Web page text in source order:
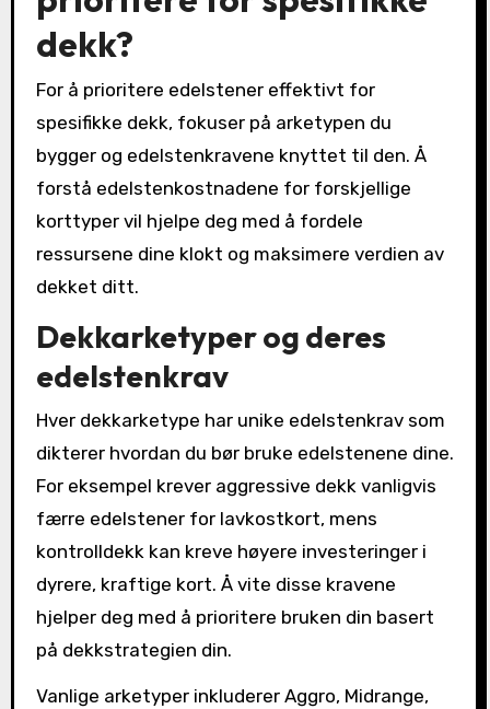
dekk?
For å prioritere edelstener effektivt for
spesifikke dekk, fokuser på arketypen du
bygger og edelstenkravene knyttet til den. Å
forstå edelstenkostnadene for forskjellige
korttyper vil hjelpe deg med å fordele
ressursene dine klokt og maksimere verdien av
dekket ditt.
Dekkarketyper og deres
edelstenkrav
Hver dekkarketype har unike edelstenkrav som
dikterer hvordan du bør bruke edelstenene dine.
For eksempel krever aggressive dekk vanligvis
færre edelstener for lavkostkort, mens
kontrolldekk kan kreve høyere investeringer i
dyrere, kraftige kort. Å vite disse kravene
hjelper deg med å prioritere bruken din basert
på dekkstrategien din.
Vanlige arketyper inkluderer Aggro, Midrange,